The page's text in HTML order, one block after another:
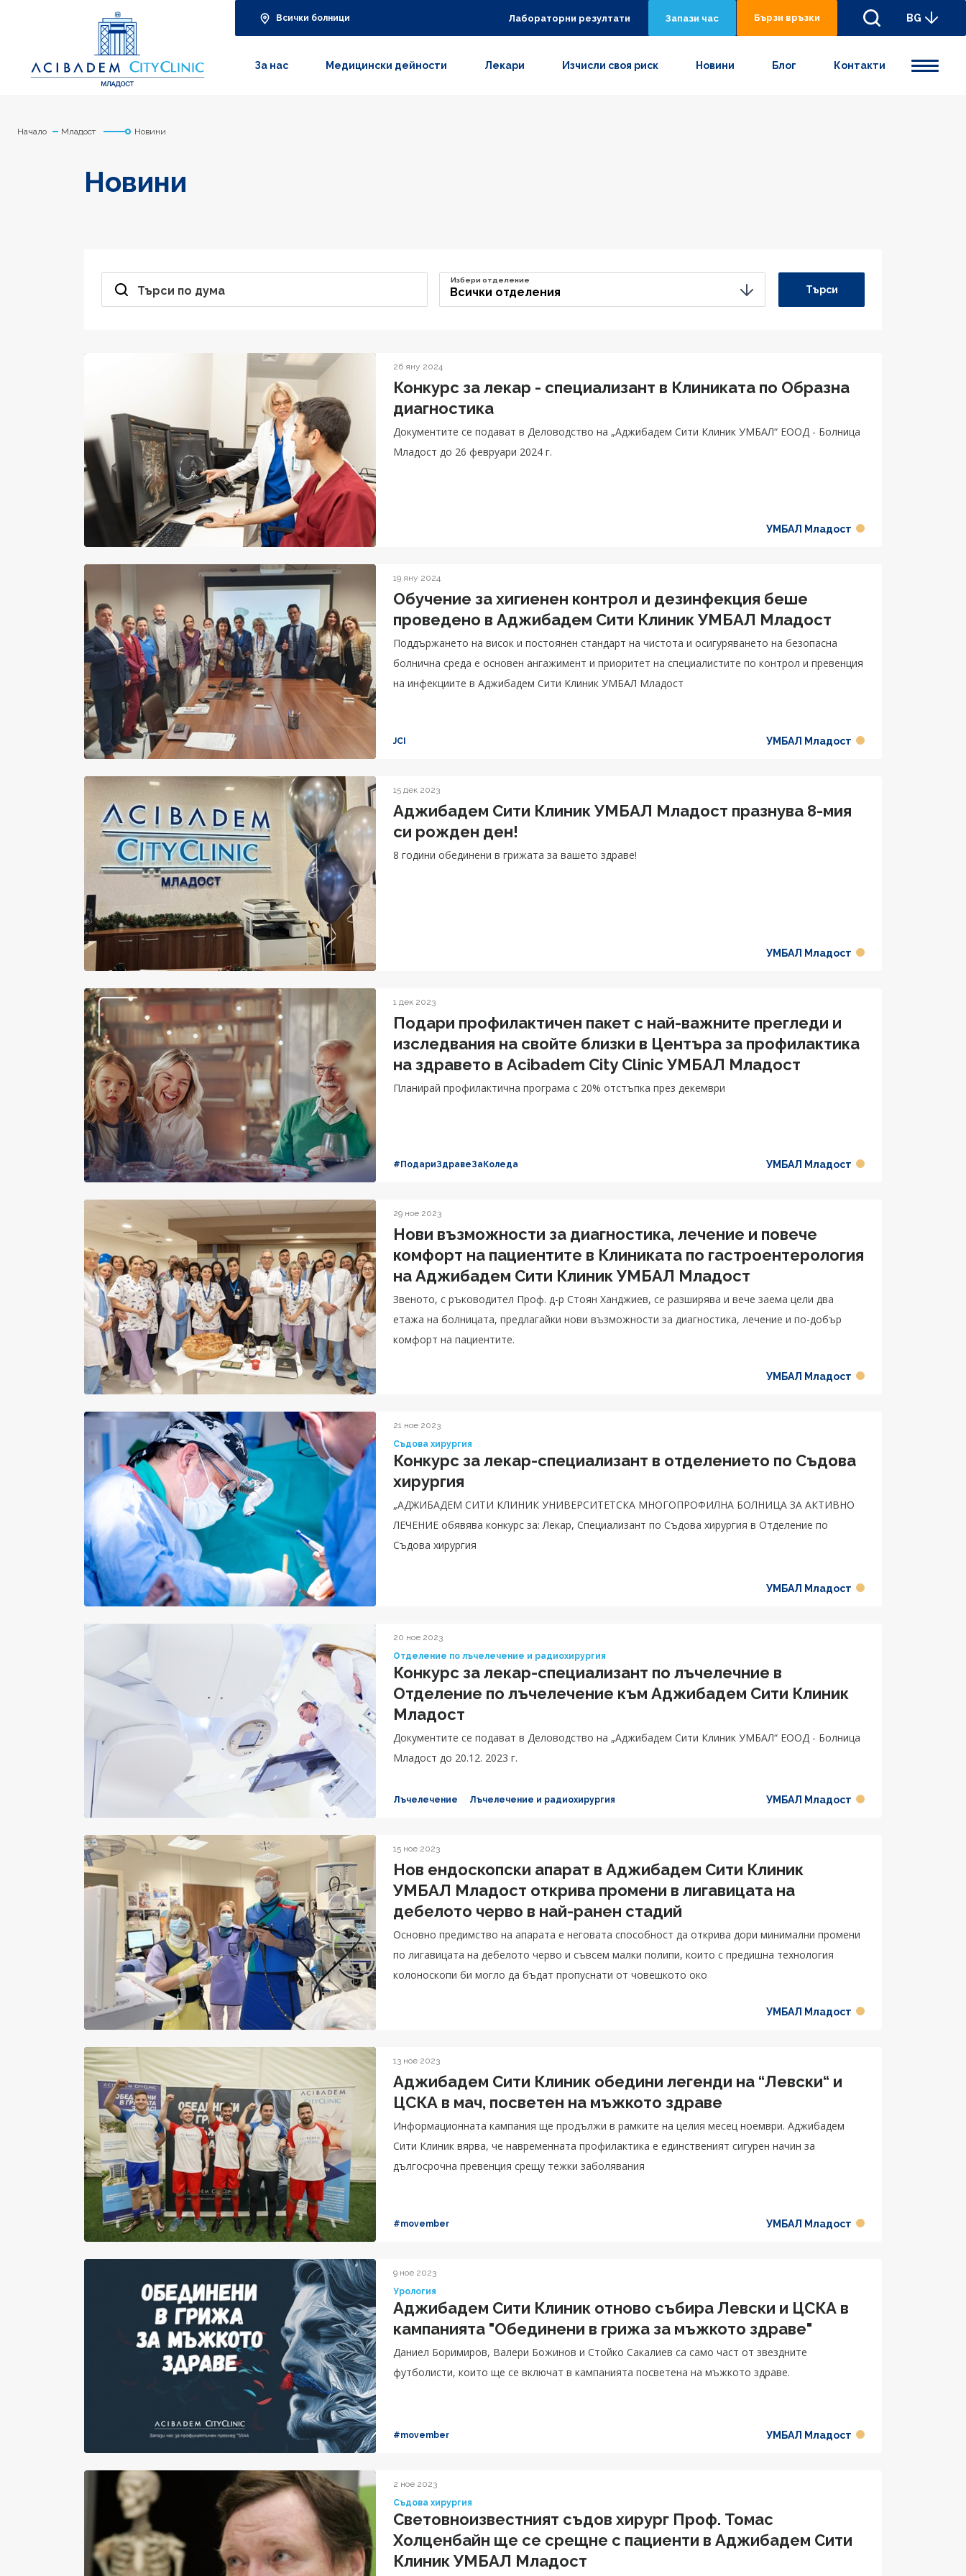
Всички болници Лабораторни резултати Запази час Бързи връзки BG
За нас Медицински дейности Лекари Изчисли своя риск Новини Блог Контакти
Начало Младост Новини
Новини
Търси по дума Всички отделения
Избери отделение
Търси
26 яну 2024
Конкурс за лекар - специализант в Клиниката по Образна
диагностика
Документите се подават в Деловодство на „Аджибадем Сити Клиник УМБАЛ“ ЕООД - Болница
Младост до 26 февруари 2024 г.
УМБАЛ Младост
19 яну 2024
Обучение за хигиенен контрол и дезинфекция беше
проведено в Аджибадем Сити Клиник УМБАЛ Младост
Поддържането на висок и постоянен стандарт на чистота и осигуряването на безопасна
болнична среда е основен ангажимент и приоритет на специалистите по контрол и превенция
на инфекциите в Аджибадем Сити Клиник УМБАЛ Младост
JCI УМБАЛ Младост
15 дек 2023
Аджибадем Сити Клиник УМБАЛ Младост празнува 8-мия
си рожден ден!
8 години обединени в грижата за вашето здраве!
УМБАЛ Младост
1 дек 2023
Подари профилактичен пакет с най-важните прегледи и
изследвания на свойте близки в Центъра за профилактика
на здравето в Acibаdem City Clinic УМБАЛ Младост
Планирай профилактична програма с 20% отстъпка през декември
#ПодариЗдравеЗаКоледа УМБАЛ Младост
29 ное 2023
Нови възможности за диагностика, лечение и повече
комфорт на пациентите в Клиниката по гастроентерология
на Аджибадем Сити Клиник УМБАЛ Младост
Звеното, с ръководител Проф. д-р Стоян Ханджиев, се разширява и вече заема цели два
етажа на болницата, предлагайки нови възможности за диагностика, лечение и по-добър
комфорт на пациентите.
УМБАЛ Младост
21 ное 2023
Съдова хирургия
Конкурс за лекар-специализант в отделението по Съдова
хирургия
„АДЖИБАДЕМ СИТИ КЛИНИК УНИВЕРСИТЕТСКА МНОГОПРОФИЛНА БОЛНИЦА ЗА АКТИВНО
ЛЕЧЕНИЕ обявява конкурс за: Лекар, Специализант по Съдова хирургия в Отделение по
Съдова хирургия
УМБАЛ Младост
20 ное 2023
Отделение по лъчелечение и радиохирургия
Конкурс за лекар-специализант по лъчелечние в
Отделение по лъчелечение към Аджибадем Сити Клиник
Младост
Документите се подават в Деловодство на „Аджибадем Сити Клиник УМБАЛ“ ЕООД - Болница
Младост до 20.12. 2023 г.
Лъчелечение Лъчелечение и радиохирургия УМБАЛ Младост
15 ное 2023
Нов ендоскопски апарат в Аджибадем Сити Клиник
УМБАЛ Младост открива промени в лигавицата на
дебелото черво в най-ранен стадий
Основно предимство на апарата е неговата способност да открива дори минимални промени
по лигавицата на дебелото черво и съвсем малки полипи, които с предишна технология
колоноскопи би могло да бъдат пропуснати от човешкото око
УМБАЛ Младост
13 ное 2023
Аджибадем Сити Клиник обедини легенди на “Левски“ и
ЦСКА в мач, посветен на мъжкото здраве
Информационната кампания ще продължи в рамките на целия месец ноември. Аджибадем
Сити Клиник вярва, че навременната профилактика е единственият сигурен начин за
дългосрочна превенция срещу тежки заболявания
#movember УМБАЛ Младост
9 ное 2023
Урология
Аджибадем Сити Клиник отново събира Левски и ЦСКА в
кампанията "Обединени в грижа за мъжкото здраве"
Даниел Боримиров, Валери Божинов и Стойко Сакалиев са само част от звездните
футболисти, които ще се включат в кампанията посветена на мъжкото здраве.
#movember УМБАЛ Младост
2 ное 2023
Съдова хирургия
Световноизвестният съдов хирург Проф. Томас
Холценбайн ще се срещне с пациенти в Аджибадем Сити
Клиник УМБАЛ Младост